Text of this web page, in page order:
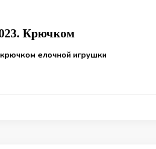
Крючком
елочной игрушки